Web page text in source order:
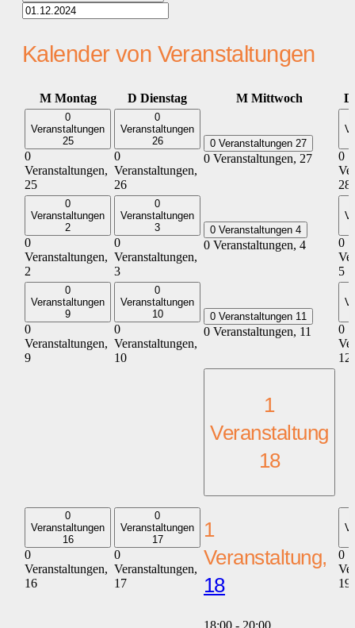
Kalender von Veranstaltungen
M Montag D Dienstag M Mittwoch
0
Veranstaltungen
25
0
Veranstaltungen,
25
0
Veranstaltungen
26
0
Veranstaltungen,
26
0 Veranstaltungen 27
0 Veranstaltungen, 27
0
28
0
Veranstaltungen
2
0
Veranstaltungen,
2
0
Veranstaltungen
3
0
Veranstaltungen,
3
0 Veranstaltungen 4
0 Veranstaltungen, 4
0
5
0
Veranstaltungen
9
0
Veranstaltungen,
9
0
Veranstaltungen
10
0
Veranstaltungen,
10
0 Veranstaltungen 11
0 Veranstaltungen, 11
0
12
0
Veranstaltungen
16
0
Veranstaltungen,
16
0
Veranstaltungen
17
0
Veranstaltungen,
17
1
Veranstaltung
18
1
Veranstaltung,
18
0
19